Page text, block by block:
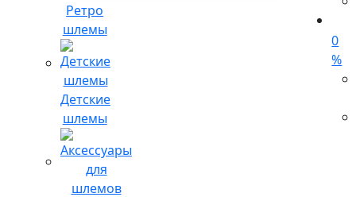
Ретро
шлемы
Детские
шлемы
0
%